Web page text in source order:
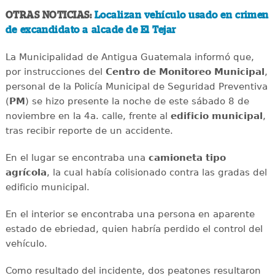
OTRAS NOTICIAS: Localizan vehículo usado en crimen
de excandidato a alcade de El Tejar
La Municipalidad de Antigua Guatemala informó que,
por instrucciones del Centro de Monitoreo Municipal,
personal de la Policía Municipal de Seguridad Preventiva
(PM) se hizo presente la noche de este sábado 8 de
noviembre en la 4a. calle, frente al edificio municipal,
tras recibir reporte de un accidente.
En el lugar se encontraba una camioneta tipo
agrícola, la cual había colisionado contra las gradas del
edificio municipal.
En el interior se encontraba una persona en aparente
estado de ebriedad, quien habría perdido el control del
vehículo.
Como resultado del incidente, dos peatones resultaron